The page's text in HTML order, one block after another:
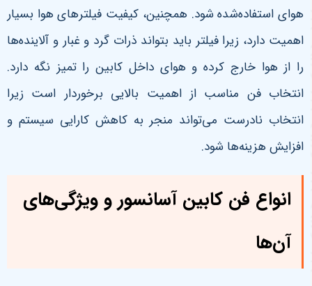
هوای استفاده‌شده شود. همچنین، کیفیت فیلترهای هوا بسیار
اهمیت دارد، زیرا فیلتر باید بتواند ذرات گرد و غبار و آلاینده‌ها
را از هوا خارج کرده و هوای داخل کابین را تمیز نگه دارد.
انتخاب فن مناسب از اهمیت بالایی برخوردار است زیرا
انتخاب نادرست می‌تواند منجر به کاهش کارایی سیستم و
افزایش هزینه‌ها شود.
انواع فن کابین آسانسور و ویژگی‌های
آن‌ها